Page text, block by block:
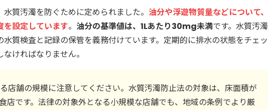
質汚濁を防ぐために定められました。 油分や浮遊物質量などについて、
を設定しています。 油分の基準値は、1Lあたり30mg未満です。水質汚濁
水質検査と記録の保管を義務付けています。定期的に排水の状態をチェッ
ければなりません。
店舗の規模に注意してください。水質汚濁防止法の対象は、床面積が
店です。法律の対象外となる小規模な店舗でも、地域の条例でより厳